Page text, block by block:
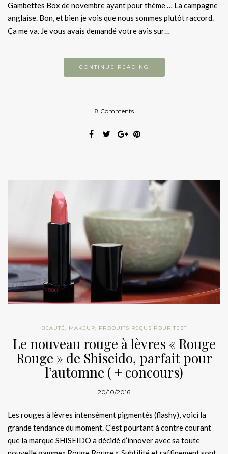
Gambettes Box de novembre ayant pour thème … La campagne
anglaise. Bon, et bien je vois que nous sommes plutôt raccord.
Ça me va. Je vous avais demandé votre avis sur…
CONTINUE READING
8 Comments
BEAUTÉ MAKEUP PRODUITS REÇUS POUR TEST
Le nouveau rouge à lèvres « Rouge
Rouge » de Shiseido, parfait pour
l’automne ( + concours)
20/10/2016
Les rouges à lèvres intensément pigmentés (flashy), voici la
grande tendance du moment. C’est pourtant à contre courant
que la marque SHISEIDO a décidé d’innover avec sa toute